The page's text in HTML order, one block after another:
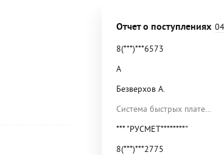
Отчет о поступлениях
8(***)***6573
А
Безверхов А.
Система быстрых платежей
*** "РУСМЕТ********"
8(***)***2775